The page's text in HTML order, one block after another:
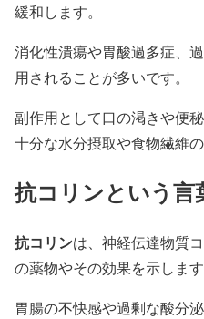
緩和します。
消化性潰瘍や胃酸過多症、
用されることが多いです。
副作用として口の渇きや便
十分な水分摂取や食物繊維
抗コリンという言
抗コリンは、神経伝達物質
の薬物やその効果を示します
胃腸の不快感や過剰な酸分